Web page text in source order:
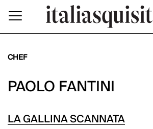
CHEF
PAOLO FANTINI
LA GALLINA SCANNATA